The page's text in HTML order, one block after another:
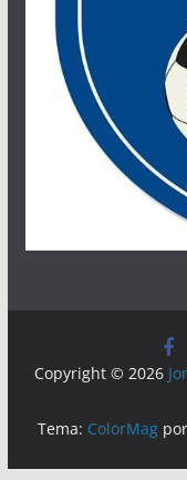
Copyright © 2026
Tema: ColorMagpor